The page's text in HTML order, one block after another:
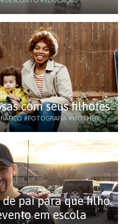
com seus filhotes
#FOTOGRAFIA#MOTHER
pai para que filho
em escola